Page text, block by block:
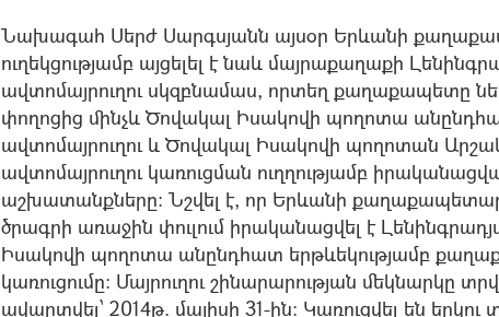
Նախագահ Սերժ Սարգսյանն այսօր Երևանի
ուղեկցությամբ այցելել է նաև մայրաքաղաքի
ավտոմայրուղու սկզբնամաս, որտեղ քաղաքապետը
փողոցից մինչև Ծովակալ Իսակովի պողոտա
ավտոմայրուղու և Ծովակալ Իսակովի պողոտան
ավտոմայրուղու կառուցման ուղղությամբ
աշխատանքները: Նշվել է, որ Երևանի
ծրագրի առաջին փուլում իրականացվել է
Իսակովի պողոտա անընդհատ երթևեկությամբ
կառուցումը: Մայրուղու շինարարության մեկնարկը
ավարտվել՝ 2014թ. մայիսի 31-ին: Կառուցվել են